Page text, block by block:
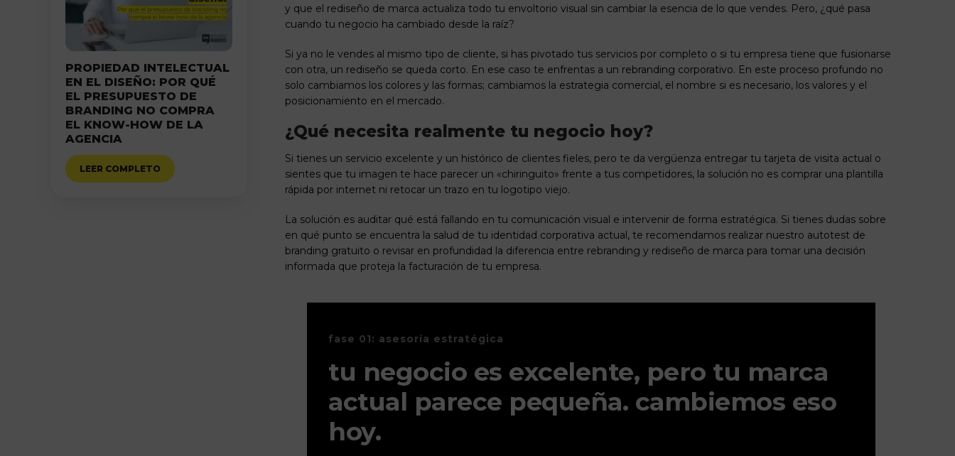
y que el rediseño de marca actualiza todo tu envoltorio visual sin cambiar la esencia de lo que vendes. Pero, ¿qué pasa
cuando tu negocio ha cambiado desde la raíz?
Si ya no le vendes al mismo tipo de cliente, si has pivotado tus servicios por completo o si tu empresa tiene que fusionarse
con otra, un rediseño se queda corto. En ese caso te enfrentas a un rebranding corporativo. En este proceso profundo no
solo cambiamos los colores y las formas; cambiamos la estrategia comercial, el nombre si es necesario, los valores y el
posicionamiento en el mercado.
¿Qué necesita realmente tu negocio hoy?
Si tienes un servicio excelente y un histórico de clientes fieles, pero te da vergüenza entregar tu tarjeta de visita actual o
sientes que tu imagen te hace parecer un «chiringuito» frente a tus competidores, la solución no es comprar una plantilla
rápida por internet ni retocar un trazo en tu logotipo viejo.
La solución es auditar qué está fallando en tu comunicación visual e intervenir de forma estratégica. Si tienes dudas sobre
en qué punto se encuentra la salud de tu identidad corporativa actual, te recomendamos realizar nuestro autotest de
branding gratuito o revisar en profundidad la diferencia entre rebranding y rediseño de marca para tomar una decisión
informada que proteja la facturación de tu empresa.
fase 01: asesoría estratégica
tu negocio es excelente, pero tu marca
actual parece pequeña. cambiemos eso
hoy.
PROPIEDAD INTELECTUAL
EN EL DISEÑO: POR QUÉ
EL PRESUPUESTO DE
BRANDING NO COMPRA
EL KNOW-HOW DE LA
AGENCIA
LEER COMPLETO